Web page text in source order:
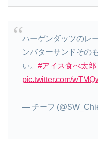
ハーゲンダッツのレ
ンバターサンドその
い。 #アイス食べ太郎
pic.twitter.com/
— チーフ